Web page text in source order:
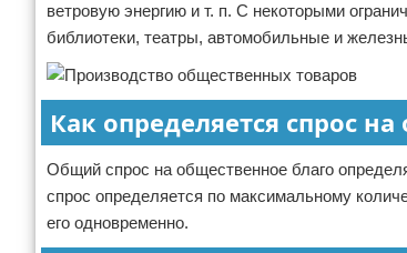
ветровую энергию и т. п. С некоторыми
библиотеки, театры, автомобильные и
Как определяется спрос
Общий спрос на общественное благо
спрос определяется по максимальному
его одновременно.